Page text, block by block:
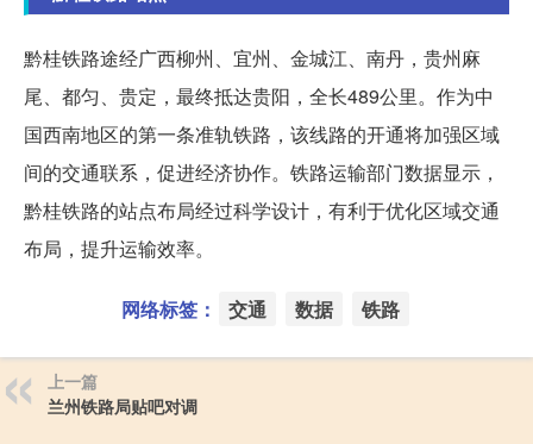
黔桂铁路途经广西柳州、宜州、金城江、南丹，贵州麻
尾、都匀、贵定，最终抵达贵阳，全长489公里。作为中
国西南地区的第一条准轨铁路，该线路的开通将加强区域
间的交通联系，促进经济协作。铁路运输部门数据显示，
黔桂铁路的站点布局经过科学设计，有利于优化区域交通
布局，提升运输效率。
网络标签： 交通 数据 铁路
上一篇
兰州铁路局贴吧对调